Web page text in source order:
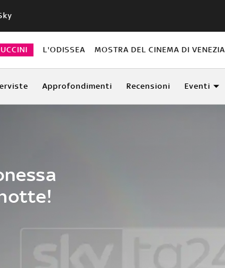
L'ODISSEA MOSTRA DEL CINEMA DI VENEZIA
Approfondimenti Recensioni Eventi